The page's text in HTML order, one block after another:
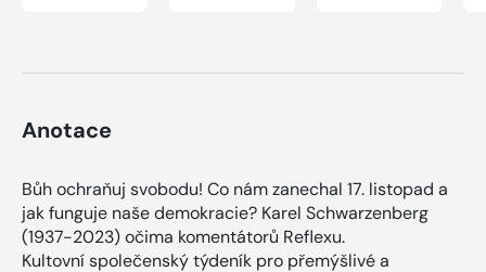
Anotace
Bůh ochraňuj svobodu! Co nám zanechal 17. listopad a
jak funguje naše demokracie? Karel Schwarzenberg
(1937-2023) očima komentátorů Reflexu.
Kultovní společenský týdeník pro přemýšlivé a